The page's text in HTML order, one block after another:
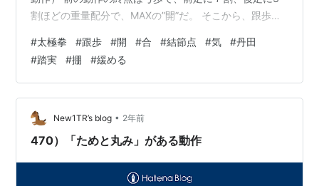
割ほどの重量配分で、MAXの”開”だ。 そこから、跟歩動
ーを補充する為の結節点）が有る。 手の動かし方は、次
に来る定式によるので、身体と足の動かし方を中心に下
記すると、 ①弓歩の後足を動かす前に”合”する（”気”の
エネルギーを丹田に集める/蓄える） ②後足と前の手を
繋いだ状態で、前足10割、後足 0 の重量配分迄、踏み込
む（踏実） ③虚領…
#太極拳 #跟歩 #開 #合 #結節点 #気 #丹田
#踏実 #掤 #緩める
New1TR’s blog • 2年前
470）「ためと丸み」がある動作